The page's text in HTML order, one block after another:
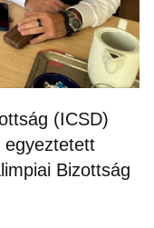
(ICSD)
egyeztetett
Bizottság